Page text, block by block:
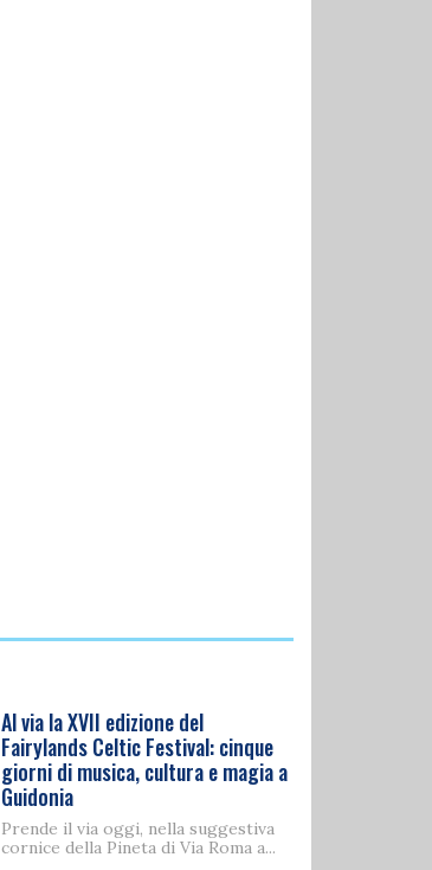
Al via la XVII edizione del
Fairylands Celtic Festival: cinque
giorni di musica, cultura e magia a
Guidonia
Prende il via oggi, nella suggestiva
cornice della Pineta di Via Roma a...